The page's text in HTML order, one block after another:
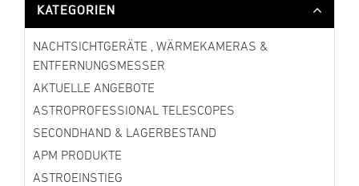
KATEGORIEN
NACHTSICHTGERÄTE , WÄRMEKAMERAS &
ENTFERNUNGSMESSER
AKTUELLE ANGEBOTE
ASTROPROFESSIONAL TELESCOPES
SECONDHAND & LAGERBESTAND
APM PRODUKTE
ASTROEINSTIEG